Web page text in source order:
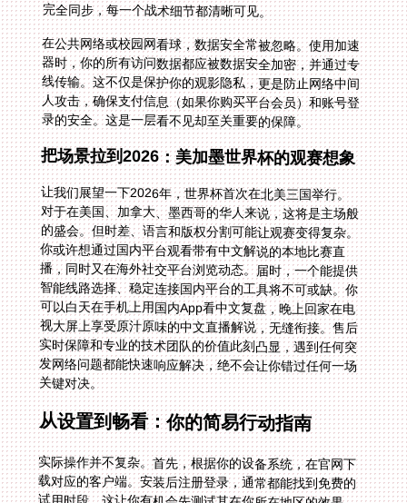
完全同步，每一个战术细节都清晰可见。
在公共网络或校园网看球，数据安全常被忽略。使用加速
器时，你的所有访问数据都应被数据安全加密，并通过专
线传输。这不仅是保护你的观影隐私，更是防止网络中间
人攻击，确保支付信息（如果你购买平台会员）和账号登
录的安全。这是一层看不见却至关重要的保障。
把场景拉到2026：美加墨世界杯的观赛想象
让我们展望一下2026年，世界杯首次在北美三国举行。
对于在美国、加拿大、墨西哥的华人来说，这将是主场般
的盛会。但时差、语言和版权分割可能让观赛变得复杂。
你或许想通过国内平台观看带有中文解说的本地比赛直
播，同时又在海外社交平台浏览动态。届时，一个能提供
智能线路选择、稳定连接国内平台的工具将不可或缺。你
可以白天在手机上用国内App看中文复盘，晚上回家在电
视大屏上享受原汁原味的中文直播解说，无缝衔接。售后
实时保障和专业的技术团队的价值此刻凸显，遇到任何突
发网络问题都能快速响应解决，绝不会让你错过任何一场
关键对决。
从设置到畅看：你的简易行动指南
实际操作并不复杂。首先，根据你的设备系统，在官网下
载对应的客户端。安装后注册登录，通常都能找到免费的
试用时段，这让你有机会先测试其在你所在地区的效果。
打开应用，在节点列表或一键加速选项中，选择连接中国
的服务器线路。成功后，你的设备就获得了一个中国IP地